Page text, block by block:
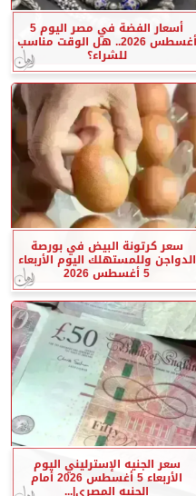
أسعار الفضة في مصر اليوم 5
أغسطس 2026.. هل الوقت مناسب
للشراء؟
سعر كرتونة البيض في بورصة
الدواجن وللمستهلك اليوم الأربعاء
5 أغسطس 2026
سعر الجنيه الإسترليني اليوم
الأربعاء 5 أغسطس 2026 أمام
الجنيه المصري|...